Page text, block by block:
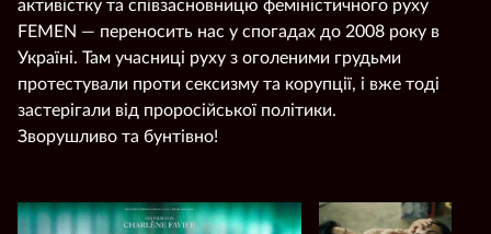
активістку та співзасновницю феміністичного руху
FEMEN — переносить нас у спогадах до 2008 року в
Україні. Там учасниці руху з оголеними грудьми
протестували проти сексизму та корупції, і вже тоді
застерігали від проросійської політики.
Зворушливо та бунтівно!